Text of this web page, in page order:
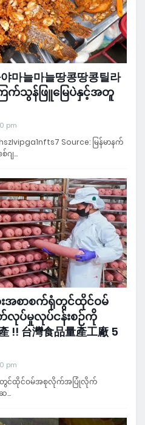
마늘마늘땅콩땅콩틸라
ကြက်သွန်ဖြူမြေပဲနှင့်အတူ
pm
Source: မြန်မာနက်
ဂျ…
းအစာစက်ရုံတွင်ထိုင်ဝမ်
မှုလုပ်ငန်းစဉ်ကို
!! 台灣食品量產工廠 5
pm
က်ရုံတွင်ထိုင်ဝမ်အစုလိုက်အပြုံလိုက်
…